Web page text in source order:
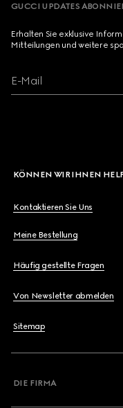
GUCCI UPDATES
Erhalten Sie exklusive
Mitteilungen und weitere
E-Mail
KÖNNEN WIR IHNEN
Kontaktieren Sie Uns
Meine Bestellung
Häufig gestellte Fragen
Von Newsletter abmelden
Sitemap
DIE FIRMA